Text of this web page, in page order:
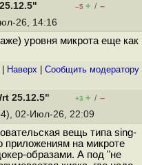
–5 + / –
26, 14:16
уровня микрота еще как
| Наверх Cообщить модератору
25.12.5" +3 + / –
02-Июл-26, 22:09
вещь типа sing-
приложениям на микроте
образами. А под "не